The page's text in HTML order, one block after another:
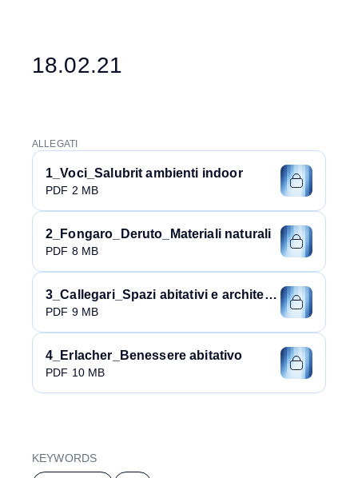
18.02.21
ALLEGATI
1_Voci_Salubrit ambienti indoor
PDF 2 MB
2_Fongaro_Deruto_Materiali naturali
PDF 8 MB
3_Callegari_Spazi abitativi e architettura
PDF 9 MB
4_Erlacher_Benessere abitativo
PDF 10 MB
KEYWORDS